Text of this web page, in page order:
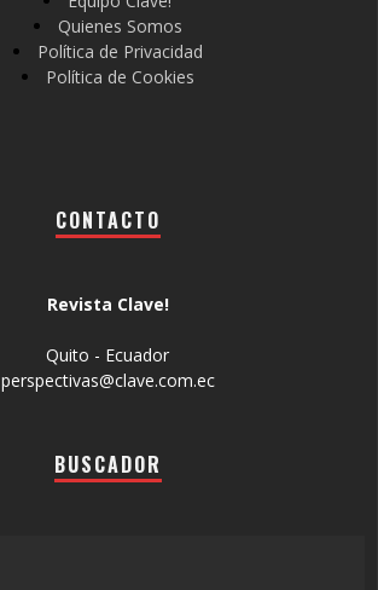
Quienes Somos
Política de Privacidad
Política de Cookies
CONTACTO
Revista Clave!
Quito - Ecuador
perspectivas@clave.com.ec
BUSCADOR